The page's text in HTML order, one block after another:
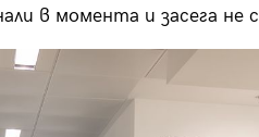
в момента и засега не